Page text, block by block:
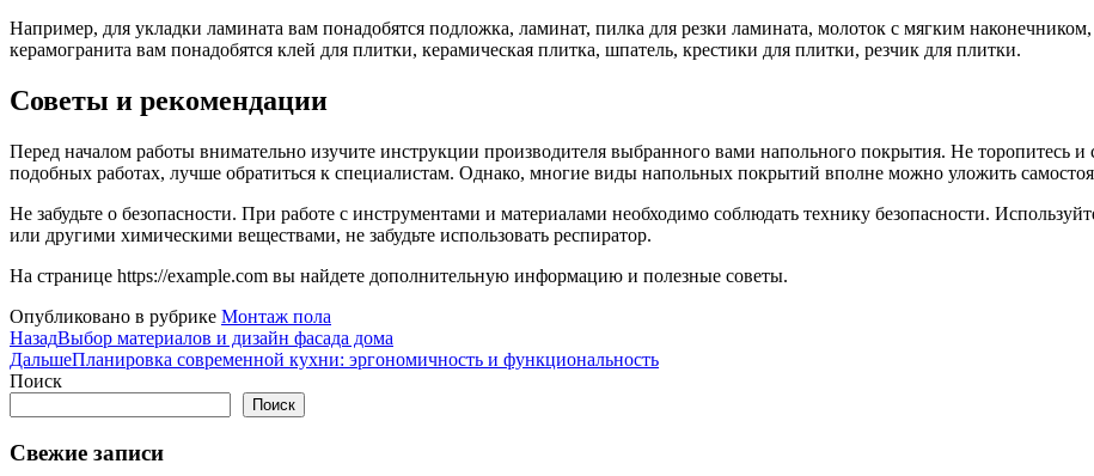
Например, для укладки ламината вам понадобятся подложка, ламинат, пилка для резки ламината, молоток с мягким
керамогранита вам понадобятся клей для плитки, керамическая плитка, шпатель, крестики для плитки, резчик для плитки.
Советы и рекомендации
Перед началом работы внимательно изучите инструкции производителя выбранного вами напольного покрытия. Не торопитесь
подобных работах, лучше обратиться к специалистам. Однако, многие виды напольных покрытий вполне можно уложить
Не забудьте о безопасности. При работе с инструментами и материалами необходимо соблюдать технику безопасности.
или другими химическими веществами, не забудьте использовать респиратор.
На странице https://example.com вы найдете дополнительную информацию и полезные советы.
Опубликовано в рубрике Монтаж пола
НазадВыбор материалов и дизайн фасада дома
ДальшеПланировка современной кухни: эргономичность и функциональность
Поиск
Поиск
Свежие записи